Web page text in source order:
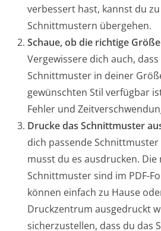
verbessert hast, kannst du
Schnittmustern übergehen.
Schaue, ob die richtige
Vergewissere dich auch,
Schnittmuster in deiner
gewünschten Stil verfügbar
Fehler und
Drucke das Schnittmuster
dich passende
musst du es ausdrucken. Die
Schnittmuster sind im PDF-
können einfach zu Hause
Druckzentrum ausgedruckt
sicherzustellen, dass du das